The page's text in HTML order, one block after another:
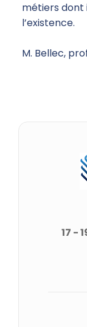
métiers dont
l’existence.
M. Bellec,
17 -